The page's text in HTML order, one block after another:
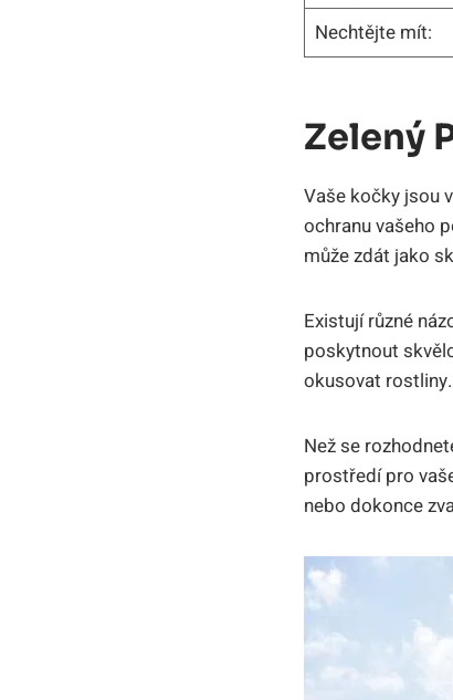
Nechtějte mít:
Zelený
Vaše kočky jsou
ochranu vašeho
může zdát jako
Existují různé
poskytnout
okusovat
Než se
prostředí pro
nebo dokonce